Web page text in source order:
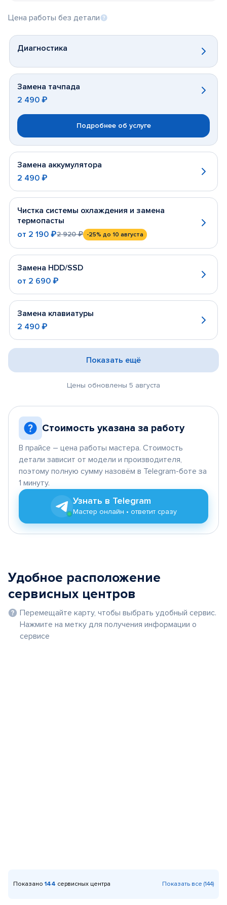
Цена работы без детали
Диагностика
Замена тачпада
2 490 ₽
Подробнее об услуге
Замена аккумулятора
2 490 ₽
Чистка системы охлаждения и замена
термопасты
от 2 190 ₽2 920 ₽ -25% до 10 августа
Замена HDD/SSD
от 2 690 ₽
Замена клавиатуры
2 490 ₽
Цены обновлены 5 августа
Показать ещё
Стоимость указана за работу
В прайсе – цена работы мастера. Стоимость
детали зависит от модели и производителя,
поэтому полную сумму назовём в Telegram-боте за
1 минуту.
Узнать в Telegram
Мастер онлайн • ответит сразу
Удобное расположение
сервисных центров
Перемещайте карту, чтобы выбрать удобный сервис.
Нажмите на метку для получения информации о
сервисе
Показано 144 сервисных центра Показать все (144)